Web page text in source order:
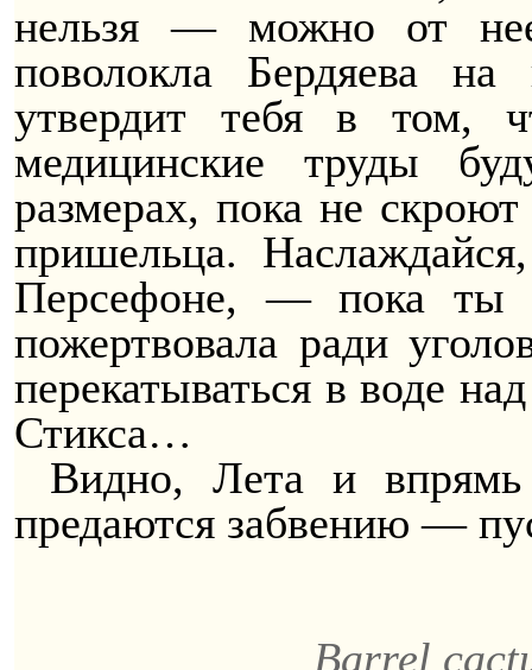
нельзя — можно от
поволокла Бердяева
утвердит тебя в том,
медицинские труды
размерах, пока не
пришельца.
Персефоне, — пока ты
пожертвовала ради
перекатываться в воде
Стикса…
Видно, Лета и впрямь
предаются забвению —
Barrel